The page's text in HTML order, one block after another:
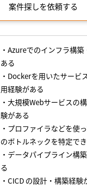
案件探しを依頼する
・Azureでのインフラ構
ある
・Dockerを用いたサービ
用経験がある
・大規模Webサービスの
験がある
・プロファイラなどを使
のボトルネックを特定で
・データパイプライン構
る
・CICD の設計・構築経験